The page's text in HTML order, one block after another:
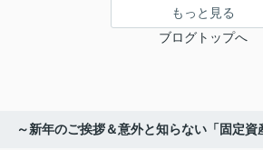
もっと見る
ブログトップへ
～新年のご挨拶＆意外と知らない「固定資